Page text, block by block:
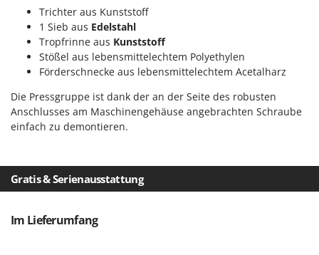
Wasserpumpen
Wasserpumpen für Traktoren
Wein- und Ölschichtenfilter
Weitere Produkte
Wippsägen
Wurstfüller
Z
Zerstäuber
KitchenAid
Komo
Laica
Lampacrescia - MGM
Landxcape
Linea VZ
Lotusgrill
Trichter aus Kunststoff
1 Sieb aus Edelstahl
Tropfrinne aus Kunststoff
Stößel aus lebensmittelechtem Polyethylen
Förderschnecke aus lebensmittelechtem Acetalharz
Die Pressgruppe ist dank der an der Seite des robusten
Anschlusses am Maschinengehäuse angebrachten Schraube
einfach zu demontieren.
Gratis & Serienausstattung
Im Lieferumfang